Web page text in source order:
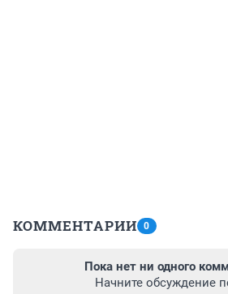
КОММЕНТАРИИ 0
Пока нет ни одного
Начните обсуждение